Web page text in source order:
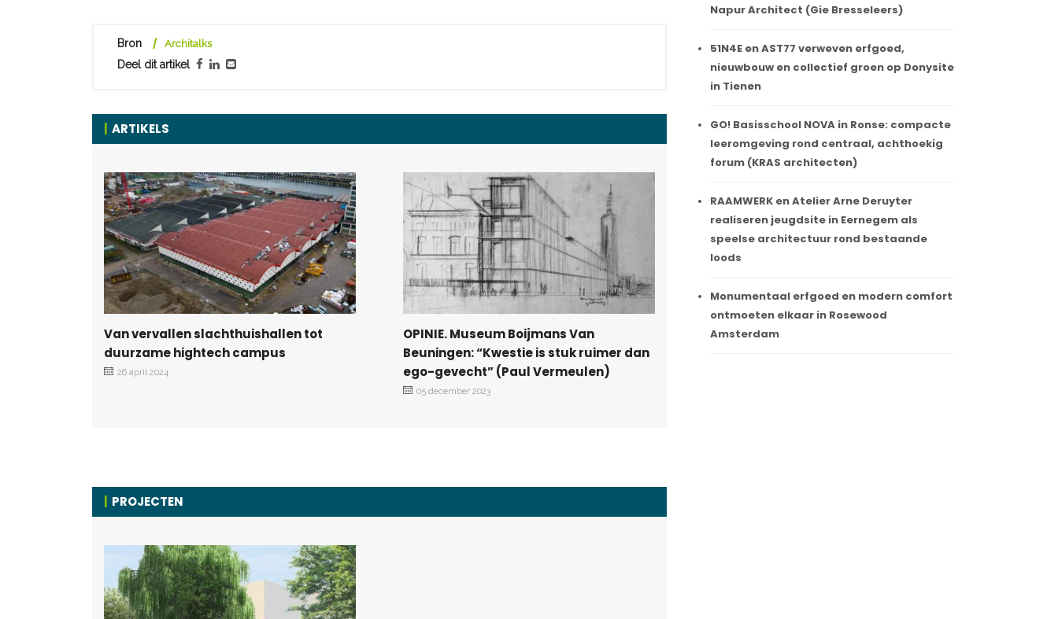
Bron Architalks
Deel dit artikel
ARTIKELS
Van vervallen slachthuishallen tot
duurzame hightech campus
26 april 2024
OPINIE. Museum Boijmans Van
Beuningen: “Kwestie is stuk ruimer dan
ego-gevecht” (Paul Vermeulen)
05 december 2023
PROJECTEN
Napur Architect (Gie Bresseleers)
51N4E en AST77 verweven erfgoed,
nieuwbouw en collectief groen op Donysite
in Tienen
GO! Basisschool NOVA in Ronse: compacte
leeromgeving rond centraal, achthoekig
forum (KRAS architecten)
RAAMWERK en Atelier Arne Deruyter
realiseren jeugdsite in Eernegem als
speelse architectuur rond bestaande
loods
Monumentaal erfgoed en modern comfort
ontmoeten elkaar in Rosewood
Amsterdam